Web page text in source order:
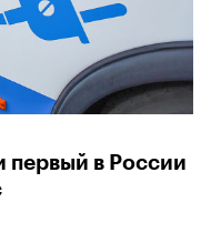
первый в России